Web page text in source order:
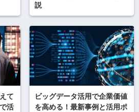
説
て
活
ビッグデータ活用で企業価値
を高める！最新事例と活用ポ